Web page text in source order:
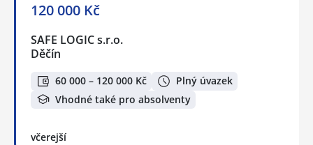
120 000 Kč
SAFE LOGIC s.r.o.
Děčín
60 000 – 120 000 Kč
Plný úvazek
Vhodné také pro absolventy
včerejší